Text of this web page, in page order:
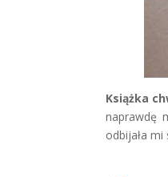
Książka
naprawdę
odbijała mi